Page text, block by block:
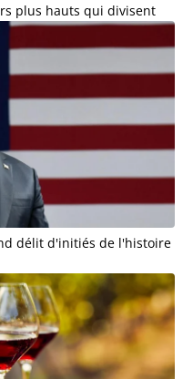
plus hauts qui divisent
délit d'initiés de l'histoire